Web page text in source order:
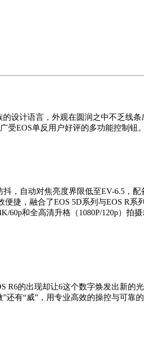
设计语言，外观在圆润之中不乏线
受EOS单反用户好评的多功能控制钮。
，自动对焦亮度界限低至EV-6.5，
捷，融合了EOS 5D系列与EOS R
和全高清升格（1080P/120p）拍
的出现却让6这个数字焕发出新的
有“威”，用专业高效的操控与可靠